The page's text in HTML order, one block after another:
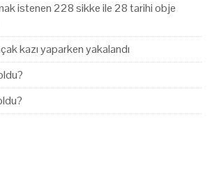
istenen 228 sikke ile 28 tarihi obje
kazı yaparken yakalandı